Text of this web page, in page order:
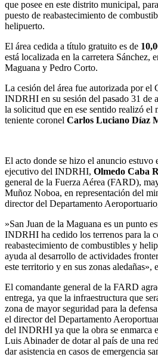
que posee en este distrito municipal,
puesto de reabastecimiento de
helipuerto.
El área cedida a título gratuito es de
está localizada en la carretera Sánchez,
Maguana y Pedro Corto.
La cesión del área fue autorizada por el
INDRHI en su sesión del pasado 31 de
la solicitud que en ese sentido realizó el
teniente coronel Carlos Luciano Díaz
El acto donde se hizo el anuncio estuvo
ejecutivo del INDRHI, Olmedo Caba
general de la Fuerza Aérea (FARD),
Muñoz Noboa, en representación del
director del Departamento
»San Juan de la Maguana es un punto
INDRHI ha cedido los terrenos para la
reabastecimiento de combustibles y
ayuda al desarrollo de actividades
este territorio y en sus zonas aledañas»,
El comandante general de la FARD
entrega, ya que la infraestructura que
zona de mayor seguridad para la
el director del Departamento
del INDRHI ya que la obra se enmarca
Luis Abinader de dotar al país de una
dar asistencia en casos de emergencia